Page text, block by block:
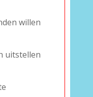
willen
uitstellen